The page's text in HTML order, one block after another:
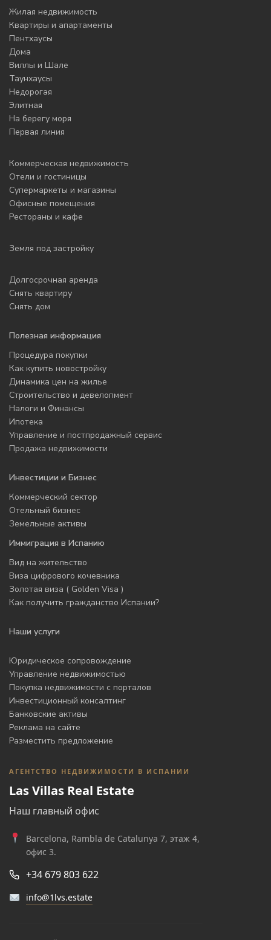
Жилая недвижимость
Квартиры и апартаменты
Пентхаусы
Дома
Виллы и Шале
Таунхаусы
Недорогая
Элитная
На берегу моря
Первая линия
Коммерческая недвижимость
Отели и гостиницы
Супермаркеты и магазины
Офисные помещения
Рестораны и кафе
Земля под застройку
Долгосрочная аренда
Снять квартиру
Снять дом
Полезная информация
Процедура покупки
Как купить новостройку
Динамика цен на жилье
Строительство и девелопмент
Налоги и Финансы
Ипотека
Управление и постпродажный сервис
Продажа недвижимости
Инвестиции и Бизнес
Коммерческий сектор
Отельный бизнес
Земельные активы
Иммиграция в Испанию
Вид на жительство
Виза цифрового кочевника
Золотая виза ( Golden Visa )
Как получить гражданство Испании?
Наши услуги
Юридическое сопровождение
Управление недвижимостью
Покупка недвижимости с порталов
Инвестиционный консалтинг
Банковские активы
Реклама на сайте
Разместить предложение
АГЕНТСТВО НЕДВИЖИМОСТИ В ИСПАНИИ
Las Villas Real Estate
Наш главный офис
Barcelona, Rambla de Catalunya 7, этаж 4,
офис 3.
+34 679 803 622
info@1lvs.estate